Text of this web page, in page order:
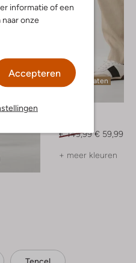
informatie of een
naar onze
Accepteren
Laatste maten
€ 149,99 € 59,99
+ meer kleuren